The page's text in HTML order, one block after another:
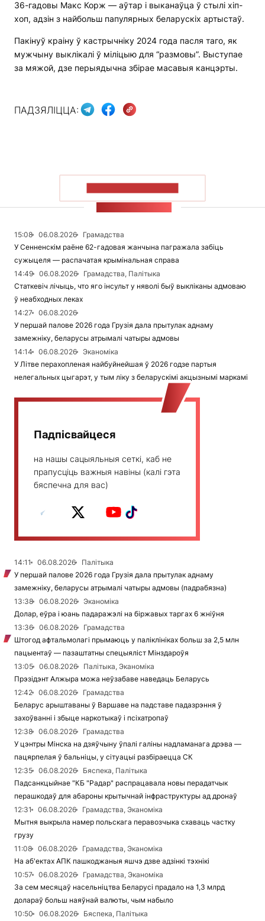
36-гадовы Макс Корж — аўтар і выканаўца ў стылі хіп-
хоп, адзін з найбольш папулярных беларускіх артыстаў.
Пакінуў краіну ў кастрычніку 2024 года пасля таго, як
мужчыну выклікалі ў міліцыю для “размовы”. Выступае
за мяжой, дзе перыядычна збірае масавыя канцэрты.
ПАДЗЯЛІЦЦА:
15:08 06.08.2026
Грамадства
У Сенненскім раёне 62-гадовая жанчына пагражала забіць
сужыцеля — распачатая крымінальная справа
14:49
06.08.2026
Грамадства, Палітыка
Статкевіч лічыць, что яго інсульт у няволі быў выкліканы адмоваю
ў неабходных леках
14:27
06.08.2026
У першай палове 2026 года Грузія дала прытулак аднаму
замежніку, беларусы атрымалі чатыры адмовы
14:14
06.08.2026
Эканоміка
У Літве перахопленая найбуйнейшая ў 2026 годзе партыя
нелегальных цыгарэт, у тым ліку з беларускімі акцызнымі маркамі
Падпісвайцеся
на нашы сацыяльныя сеткі, каб не
прапусціць важныя навіны (калі гэта
бяспечна для вас)
14:11 06.08.2026
Палітыка
У першай палове 2026 года Грузія дала прытулак аднаму
замежніку, беларусы атрымалі чатыры адмовы (падрабязна)
13:38
06.08.2026
Эканоміка
Долар, еўра і юань падаражэлі на біржавых таргах 6 жніўня
13:36
06.08.2026
Грамадства
Штогод афтальмолагі прымаюць у паліклініках больш за 2,5 млн
пацыентаў — пазаштатны спецыяліст Мінздароўя
13:05
06.08.2026
Палітыка, Эканоміка
Прэзідэнт Алжыра можа неўзабаве наведаць Беларусь
12:42
06.08.2026
Грамадства
Беларус арыштаваны ў Варшаве на падставе падазрэння ў
захоўванні і збыце наркотыкаў і псіхатропаў
12:38
06.08.2026
Грамадства
У цэнтры Мінска на дзяўчыну ўпалі галіны надламанага дрэва —
пацярпелая ў бальніцы, у сітуацыі разбіраецца СК
12:35
06.08.2026
Бяспека, Палітыка
Падсанкцыйнае "КБ "Радар" распрацавала новы перадатчык
перашкодаў для абароны крытычнай інфраструктуры ад дронаў
12:31
06.08.2026
Грамадства, Эканоміка
Мытня выкрыла намер польскага перавозчыка схаваць частку
грузу
11:08
06.08.2026
Грамадства, Эканоміка
На аб'ектах АПК пашкоджаныя яшчэ дзве адзінкі тэхнікі
10:57
06.08.2026
Грамадства, Эканоміка
За сем месяцаў насельніцтва Беларусі прадало на 1,3 млрд
долараў больш наяўнай валюты, чым набыло
10:50
06.08.2026
Бяспека, Палітыка